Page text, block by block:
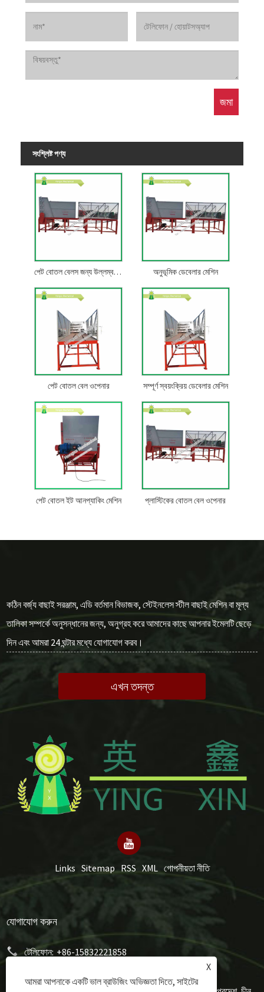
সংশ্লিষ্ট পণ্য
পেট বোতল বেলস জন্য উল্লম্ব Debaler অনুভূমিক ডেবেলার মেশিন
পেট বোতল বেল ওপেনার সম্পূর্ণ স্বয়ংক্রিয় ডেবেলার মেশিন
পেট বোতল ইট আনপ্যাকিং মেশিন প্লাস্টিকের বোতল বেল ওপেনার
কঠিন বর্জ্য বাছাই সরঞ্জাম, এডি বর্তমান বিভাজক, স্টেইনলেস স্টীল বাছাই মেশিন বা মূল্য
তালিকা সম্পর্কে অনুসন্ধানের জন্য, অনুগ্রহ করে আমাদের কাছে আপনার ইমেলটি ছেড়ে
দিন এবং আমরা 24 ঘন্টার মধ্যে যোগাযোগ করব।
এখন তদন্ত
Links Sitemap RSS XML গোপনীয়তা নীতি
যোগাযোগ করুন
টেলিফোন: +86-15832221858
X
আমরা আপনাকে একটি ভাল ব্রাউজিং অভিজ্ঞতা দিতে, সাইটের